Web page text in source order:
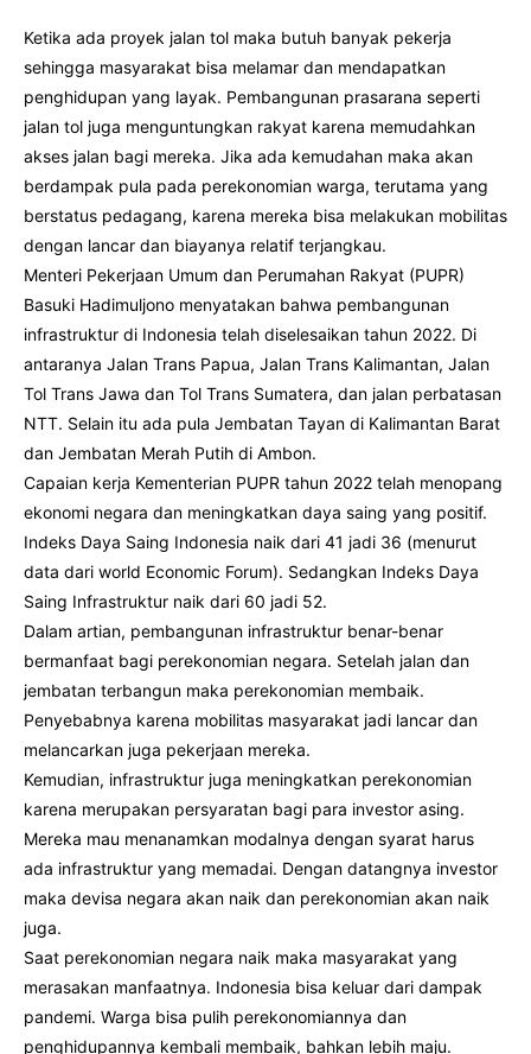
Ketika ada proyek jalan tol maka butuh banyak pekerja
sehingga masyarakat bisa melamar dan mendapatkan
penghidupan yang layak. Pembangunan prasarana seperti
jalan tol juga menguntungkan rakyat karena memudahkan
akses jalan bagi mereka. Jika ada kemudahan maka akan
berdampak pula pada perekonomian warga, terutama yang
berstatus pedagang, karena mereka bisa melakukan mobilitas
dengan lancar dan biayanya relatif terjangkau.
Menteri Pekerjaan Umum dan Perumahan Rakyat (PUPR)
Basuki Hadimuljono menyatakan bahwa pembangunan
infrastruktur di Indonesia telah diselesaikan tahun 2022. Di
antaranya Jalan Trans Papua, Jalan Trans Kalimantan, Jalan
Tol Trans Jawa dan Tol Trans Sumatera, dan jalan perbatasan
NTT. Selain itu ada pula Jembatan Tayan di Kalimantan Barat
dan Jembatan Merah Putih di Ambon.
Capaian kerja Kementerian PUPR tahun 2022 telah menopang
ekonomi negara dan meningkatkan daya saing yang positif.
Indeks Daya Saing Indonesia naik dari 41 jadi 36 (menurut
data dari world Economic Forum). Sedangkan Indeks Daya
Saing Infrastruktur naik dari 60 jadi 52.
Dalam artian, pembangunan infrastruktur benar-benar
bermanfaat bagi perekonomian negara. Setelah jalan dan
jembatan terbangun maka perekonomian membaik.
Penyebabnya karena mobilitas masyarakat jadi lancar dan
melancarkan juga pekerjaan mereka.
Kemudian, infrastruktur juga meningkatkan perekonomian
karena merupakan persyaratan bagi para investor asing.
Mereka mau menanamkan modalnya dengan syarat harus
ada infrastruktur yang memadai. Dengan datangnya investor
maka devisa negara akan naik dan perekonomian akan naik
juga.
Saat perekonomian negara naik maka masyarakat yang
merasakan manfaatnya. Indonesia bisa keluar dari dampak
pandemi. Warga bisa pulih perekonomiannya dan
penghidupannya kembali membaik, bahkan lebih maju.